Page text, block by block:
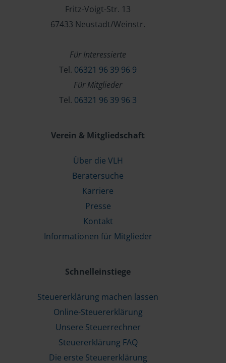
Fritz-Voigt-Str. 13
67433 Neustadt/Weinstr.
Für Interessierte
Tel. 06321 96 39 96 9
Für Mitglieder
Tel. 06321 96 39 96 3
Verein & Mitgliedschaft
Über die VLH
Beratersuche
Karriere
Presse
Kontakt
Informationen für Mitglieder
Schnelleinstiege
Steuererklärung machen lassen
Online-Steuererklärung
Unsere Steuerrechner
Steuererklärung FAQ
Die erste Steuererklärung